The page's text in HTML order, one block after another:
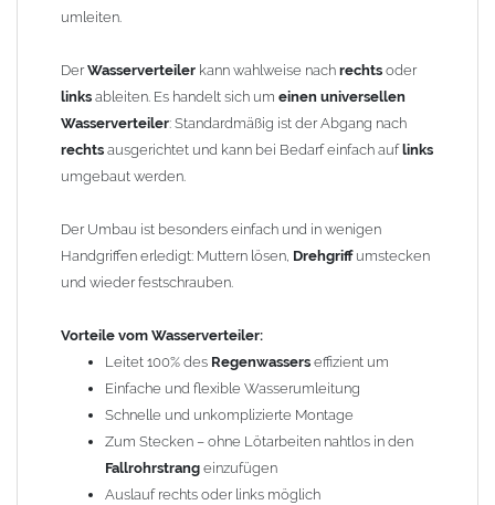
Über denDrehgriffwird beimWasserverteilerdie
Ablaufrichtung des Wassers eingestellt. DasRegenwasser
rechts oder links abgeleitet werden.
Einfache Montage:
Wasserverteilerdazwischen stecken*
FERTIG!
806440100
Einbautipps:
Der nachträgliche Einbau ist problemlos. Durch einfaches
Heraussägen eines ca. 30 cm langen Teilstücks lässt sich die
Wasserweicheleicht in bereits vorhandene
umleiten.
DerWasserverteiler kann wahlweise nach rechts oder
links ableiten. Es handelt sich um einen universellen
Wasserverteiler: Standardmäßig ist der Abgang nach
rechts ausgerichtet und kann bei Bedarf einfach auflinks
umgebaut werden.
Der Umbau ist besonders einfach und in wenigen
Handgriffen erledigt: Muttern lösen, Drehgriffumstecken
und wieder festschrauben.
Vorteile vom Wasserverteiler:
Leitet 100% des Regenwassers effizient um
Einfache und flexible Wasserumleitung
Schnelle und unkomplizierte Montage
Zum Stecken – ohne Lötarbeiten nahtlos in den
Fallrohrstrang einzufügen
Auslauf rechts oder links möglich